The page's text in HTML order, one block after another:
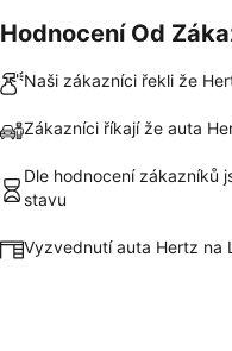
Hodnocení Od
Naši zákazníci řekli že
Zákazníci říkají že auta
Dle hodnocení zákazníků
stavu
Vyzvednutí auta Hertz na